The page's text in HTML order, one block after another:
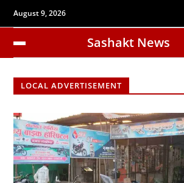
August 9, 2026
Sashakt News
LOCAL ADVERTISEMENT